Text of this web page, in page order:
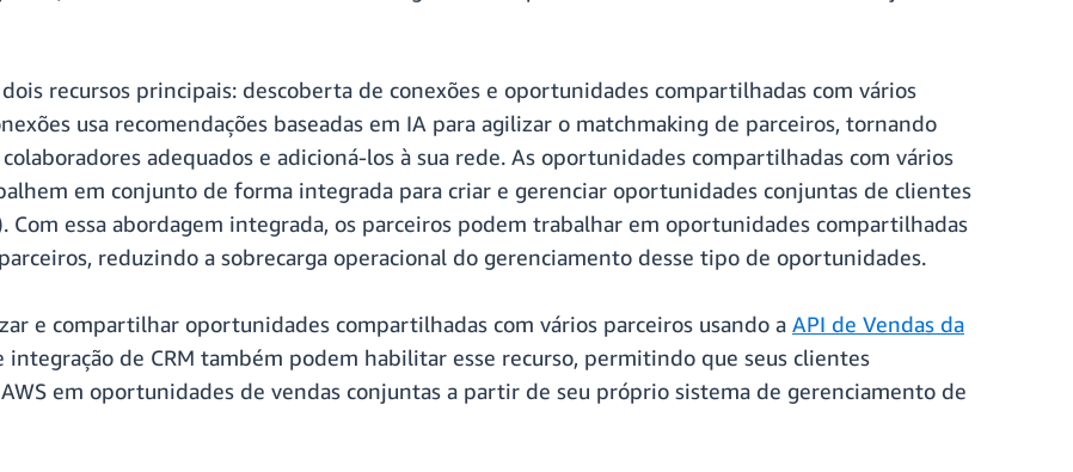
recursos principais: descoberta de conexões e oportunidades compartilhadas com vários
usa recomendações baseadas em IA para agilizar o matchmaking de parceiros, tornando
adequados e adicioná-los à sua rede. As oportunidades compartilhadas com vários
em conjunto de forma integrada para criar e gerenciar oportunidades conjuntas de clientes
Com essa abordagem integrada, os parceiros podem trabalhar em oportunidades compartilhadas
reduzindo a sobrecarga operacional do gerenciamento desse tipo de oportunidades.
e compartilhar oportunidades compartilhadas com vários parceiros usando a API de Vendas da
integração de CRM também podem habilitar esse recurso, permitindo que seus clientes
em oportunidades de vendas conjuntas a partir de seu próprio sistema de gerenciamento de